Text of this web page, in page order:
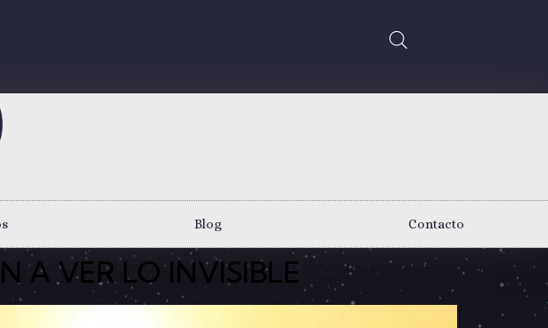
Blog Contacto
A VER LO INVISIBLE